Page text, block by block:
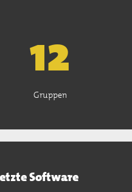
13
Gruppen
Software